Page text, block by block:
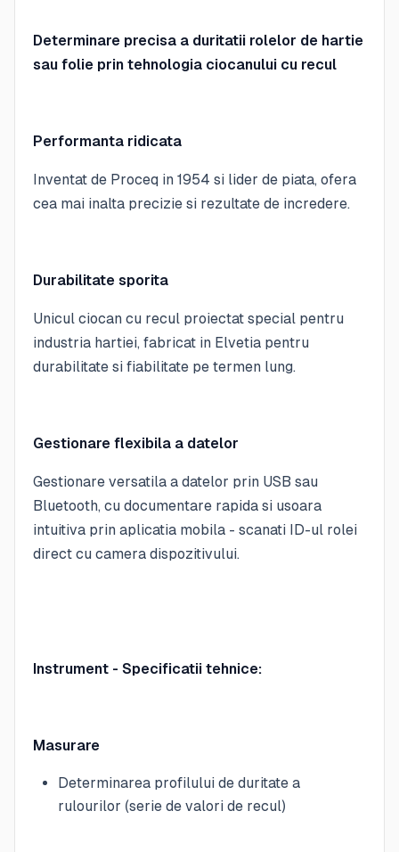
Determinare precisa a duritatii rolelor de hartie
sau folie prin tehnologia ciocanului cu recul
Performanta ridicata
Inventat de Proceq in 1954 si lider de piata, ofera
cea mai inalta precizie si rezultate de incredere.
Durabilitate sporita
Unicul ciocan cu recul proiectat special pentru
industria hartiei, fabricat in Elvetia pentru
durabilitate si fiabilitate pe termen lung.
Gestionare flexibila a datelor
Gestionare versatila a datelor prin USB sau
Bluetooth, cu documentare rapida si usoara
intuitiva prin aplicatia mobila - scanati ID-ul rolei
direct cu camera dispozitivului.
Instrument - Specificatii tehnice:
Masurare
Determinarea profilului de duritate a
rulourilor (serie de valori de recul)